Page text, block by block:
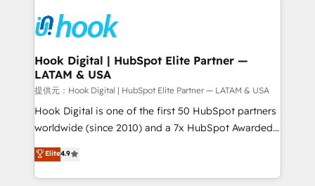
move beyond spreadsheets into unified systems
that drive real business results.
Onboarding - Data Migration & Integrations -
Technical Audit & Optimization Strategic Solutions: -
Revenue Operations - Inbound Marketing -
Outbound Marketing - HubSpot CMS Website
Design & Development We empower our clients to
reach their full potential by providing transparent,
relationship-driven support. With over 300 HubSpot
technical know-how and strategic guidance you
need to succeed.
Hook Digital | HubSpot Elite Partner —
LATAM & USA
提供元：Hook Digital | HubSpot Elite Partner — LATAM & USA
Hook Digital is one of the first 50 HubSpot partners
worldwide (since 2010) and a 7x HubSpot Awarded
Elite Partner. With 500+ projects across the U.S.,
Brazil, and LATAM, we combine global expertise with
regional experience. Today, we are Brazil’s largest
Elite4.9